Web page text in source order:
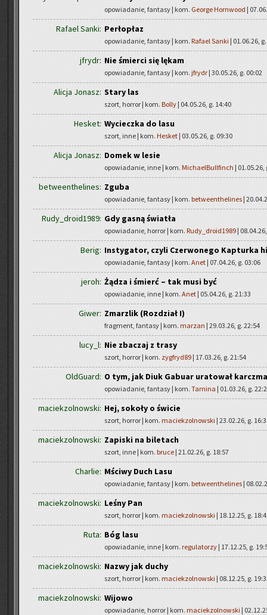
opowiadanie, fantasy | kom. George Hornwood |
Rafael Sanki: Perłopłaz
opowiadanie, fantasy | kom. Rafael Sanki | 01.06.26,
jfrydr: Nie śmierci się lękam
opowiadanie, fantasy | kom. jfrydr | 30.05.26, g. 00:02
Alicja Jonasz: Stary las
szort, horror | kom. Bolly | 04.05.26, g. 14:40
Hesket: Wycieczka do lasu
szort, inne | kom. Hesket | 03.05.26, g. 09:30
Alicja Jonasz: Domek w lesie
opowiadanie, inne | kom. MichaelBullfinch | 01.05.26,
betweenthelines: Zguba
opowiadanie, fantasy | kom. betweenthelines |
Rudy_droid1989: Gdy gasną światła
opowiadanie, horror | kom. Rudy_droid1989 |
Berig: Instygator, czyli Czerwonego Kapturka
opowiadanie, fantasy | kom. Anet | 07.04.26, g. 03:06
jeroh: Żądza i śmierć – tak musi być
opowiadanie, inne | kom. Anet | 05.04.26, g. 21:33
Giwer: Zmarzlik (Rozdział I)
fragment, fantasy | kom. marzan | 29.03.26, g. 22:54
lucy_l: Nie zbaczaj z trasy
szort, horror | kom. zygfryd89 | 17.03.26, g. 21:54
OldGuard: O tym, jak Diuk Gabuar uratował
opowiadanie, fantasy | kom. Tarnina | 01.03.26, g.
maciekzolnowski: Hej, sokoły o świcie
szort, horror | kom. maciekzolnowski | 23.02.26, g.
maciekzolnowski: Zapiski na biletach
szort, inne | kom. bruce | 21.02.26, g. 18:57
Charlie: Mściwy Duch Lasu
opowiadanie, fantasy | kom. betweenthelines |
maciekzolnowski: Leśny Pan
szort, horror | kom. maciekzolnowski | 18.12.25, g.
Ruta: Bóg lasu
opowiadanie, inne | kom. regulatorzy | 17.12.25, g.
maciekzolnowski: Nazwy jak duchy
szort, horror | kom. maciekzolnowski | 08.12.25, g.
maciekzolnowski: Wijowo
opowiadanie, horror | kom. maciekzolnowski |